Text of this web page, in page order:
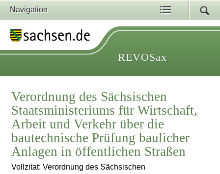
Navigation
REVOSax
Verordnung des Sächsischen
Staatsministeriums für Wirtschaft,
Arbeit und Verkehr über die
bautechnische Prüfung baulicher
Anlagen in öffentlichen Straßen
Vollzitat: Verordnung des Sächsischen